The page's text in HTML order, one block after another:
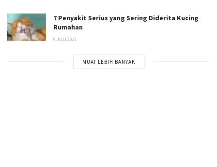
7 Penyakit Serius yang Sering Diderita Kucing
Rumahan
9 JULI 2021
MUAT LEBIH BANYAK